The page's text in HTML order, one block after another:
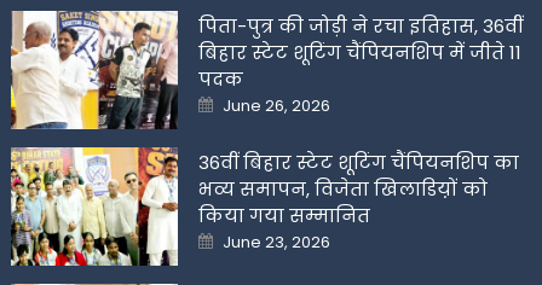
पिता-पुत्र की जोड़ी ने रचा इतिहास, 36वीं
बिहार स्टेट शूटिंग चैंपियनशिप में जीते 11
पदक
Posted
on
June 26, 2026
36वीं बिहार स्टेट शूटिंग चैंपियनशिप का
भव्य समापन, विजेता खिलाडिय़ों को
किया गया सम्मानित
Posted
on
June 23, 2026